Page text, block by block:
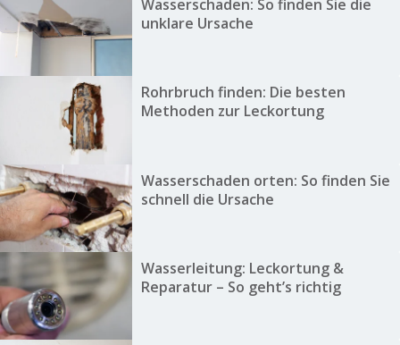
Wasserschaden: So finden Sie die
unklare Ursache
Rohrbruch finden: Die besten
Methoden zur Leckortung
Wasserschaden orten: So finden Sie
schnell die Ursache
Wasserleitung: Leckortung &
Reparatur – So geht’s richtig